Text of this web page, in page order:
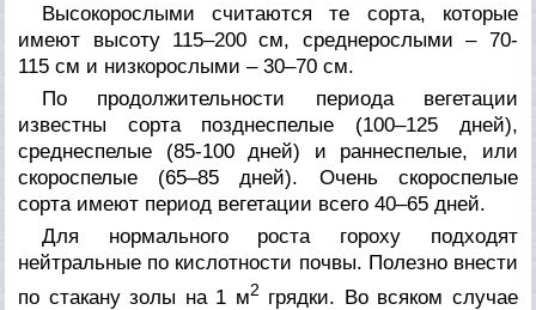
Высокорослыми считаются те сорта, которые
имеют высоту 115–200 см, среднерослыми – 70-
115 см и низкорослыми – 30–70 см.
По продолжительности периода вегетации
известны сорта позднеспелые (100–125 дней),
среднеспелые (85-100 дней) и раннеспелые, или
скороспелые (65–85 дней). Очень скороспелые
сорта имеют период вегетации всего 40–65 дней.
Для нормального роста гороху подходят
нейтральные по кислотности почвы. Полезно внести
по стакану золы на 1 м2 грядки. Во всяком случае